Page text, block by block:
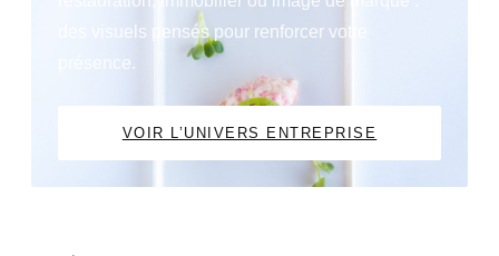
des visuels pensés pour renforcer votre
présence.
VOIR L’UNIVERS ENTREPRISE